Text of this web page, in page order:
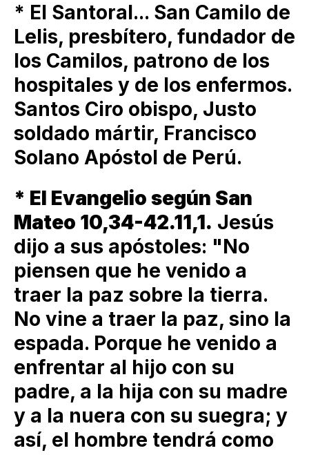
* El Santoral... San Camilo de
Lelis, presbítero, fundador de
los Camilos, patrono de los
hospitales y de los enfermos.
Santos Ciro obispo, Justo
soldado mártir, Francisco
Solano Apóstol de Perú.
* El Evangelio según San
Mateo 10,34-42.11,1. Jesús
dijo a sus apóstoles: "No
piensen que he venido a
traer la paz sobre la tierra.
No vine a traer la paz, sino la
espada. Porque he venido a
enfrentar al hijo con su
padre, a la hija con su madre
y a la nuera con su suegra; y
así, el hombre tendrá como